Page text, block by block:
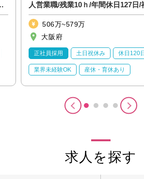
人営業職/残業10ｈ/年間休日127日/
充実◎
506万~579万
大阪府
正社員採用 土日祝休み 休日120
業界未経験OK 産休・育休あり
求人を探す